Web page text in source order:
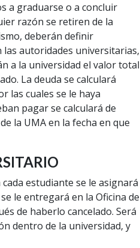
a graduarse o a concluir
razón se retiren de la
deberán definir
las autoridades universitarias,
a la universidad el valor total
La deuda se calculará
las cuales se le haya
pagar se calculará de
la UMA en la fecha en que
estudiante se le asignará
le entregará en la Oficina de
de haberlo cancelado. Será
dentro de la universidad, y